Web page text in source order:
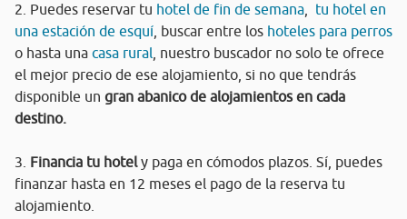
2. Puedes reservar tu hotel de fin de semana
tu hotel en
una estación de esquí , buscar entre los hoteles para perros
o hasta una casa rural , nuestro buscador no solo te ofrece
el mejor precio de ese alojamiento, si no que tendrás
disponible un gran abanico de alojamientos en cada
destino.
3. Financia tu hotely paga en cómodos plazos. Sí, puedes
finanzar hasta en 12 meses el pago de la reserva tu
alojamiento.